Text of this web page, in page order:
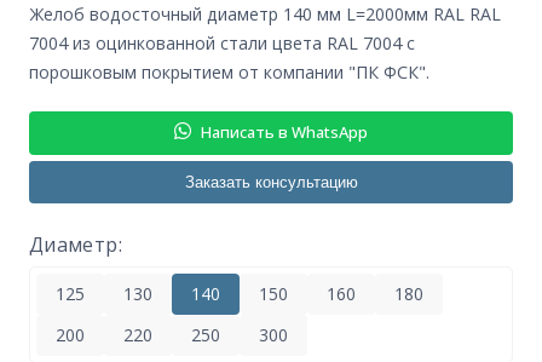
желоб водосточный диаметр 140 мм L=2000мм RAL RAL
7004 из оцинкованной стали цвета RAL 7004 с
порошковым покрытием от компании "ПК ФСК".
Написать в WhatsApp
Заказать консультацию
Диаметр:
125 130 140 150 160
180
200
220 250 300